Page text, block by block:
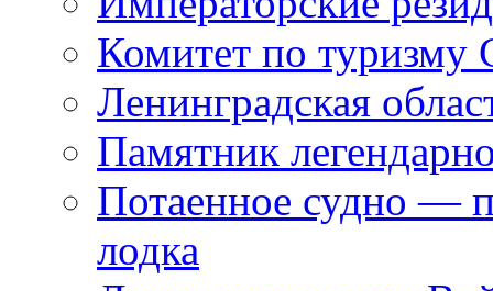
Комитет по туризму
Ленинградская
Памятник
Потаенное судно —
лодка